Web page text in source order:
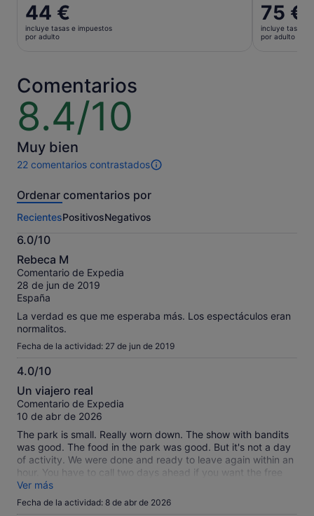
El
precio
es
por
adulto
44 €
incluye tasas e impuestos
por adulto
El
precio
es
75 €
incluye tasas e
por adulto
Comentarios
8.4/10
8.4
sobre
10
Muy bien
22 comentarios contrastados
22 comentarios
esta
Más
información
sobre
nuestros
comentarios
contrastados.
Ordenar comentarios por
RecientesPositivosNegativos
6.0/10
6.0
sobre
10
Rebeca M
Comentario de Expedia
28 de jun de 2019
España
La verdad es que me esperaba más. Los espectáculos eran
normalitos.
Fecha de la actividad: 27 de jun de 2019
4.0/10
4.0
sobre
10
Un viajero real
Comentario de Expedia
10 de abr de 2026
The park is small. Really worn down. The show with bandits
was good. The food in the park was good. But it's not a day
of activity. We were done and ready to leave again within an
hour. You have to call two days ahead if you want the free
bus, and there's no garenty you egt a seat. Then you also
have to stay the 4 hours. So I recommend taking the normal
Ver más
Fecha de la actividad: 8 de abr de 2026